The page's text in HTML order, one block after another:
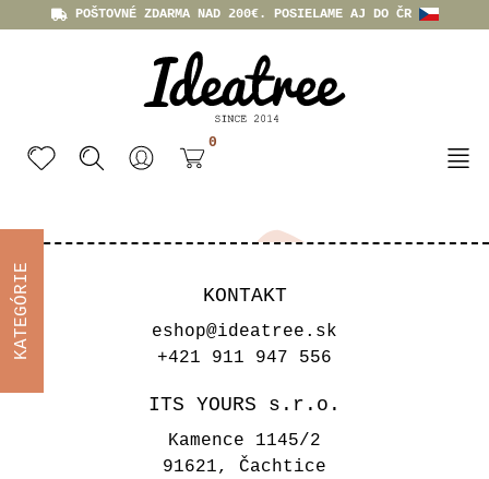
POŠTOVNÉ ZDARMA NAD 200€. POSIELAME AJ DO ČR
0
KONTAKT
eshop@ideatree.sk
+421 911 947 556
ITS YOURS s.r.o.
Kamence 1145/2
91621, Čachtice
KATEGÓRIE